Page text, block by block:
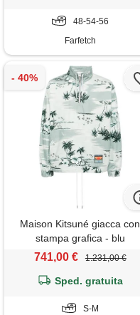
48-54-56
Farfetch
Maison Kitsuné giacca con
stampa grafica - blu
741,00 € 1.231,00 €
Sped. gratuita
S-M